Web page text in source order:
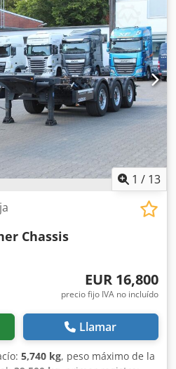
2018 Capacidad: 1.600 kg
Dkodpjzpfimofx Agver Altura
2.260 mm Equipada con:
+ desplazamiento lateral
no dejan marcas Longitud de
2018 Equipada con
llenado automático
1 / 13
Chassis
EUR 16,800
precio fijo IVA no incluído
Llamar
5,740 kg, peso máximo de la